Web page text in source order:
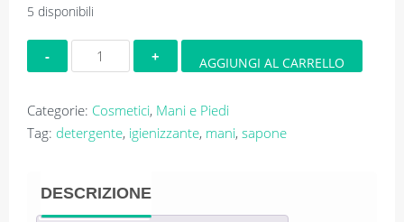
5 disponibili
Sapone
mani
igienizzante
quantità
AGGIUNGI AL CARRELLO
Categorie: Cosmetici, Mani e Piedi
Tag: detergente, igienizzante, mani, sapone
DESCRIZIONE